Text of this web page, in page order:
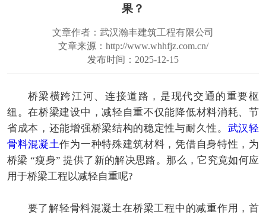
果？
文章作者：武汉瀚丰建筑工程有限公司
文章来源：http://www.whhfjz.com.cn/
发布时间：2025-12-15
桥梁横跨江河、连接道路，是现代交通的重要枢
纽。在桥梁建设中，减轻自重不仅能降低材料消耗、节
省成本，还能增强桥梁结构的稳定性与耐久性。 武汉轻
骨料混凝土作为一种特殊建筑材料，凭借自身特性，为
桥梁 “瘦身” 提供了新的解决思路。那么，它究竟如何应
用于桥梁工程以减轻自重呢?
要了解轻骨料混凝土在桥梁工程中的减重作用，首